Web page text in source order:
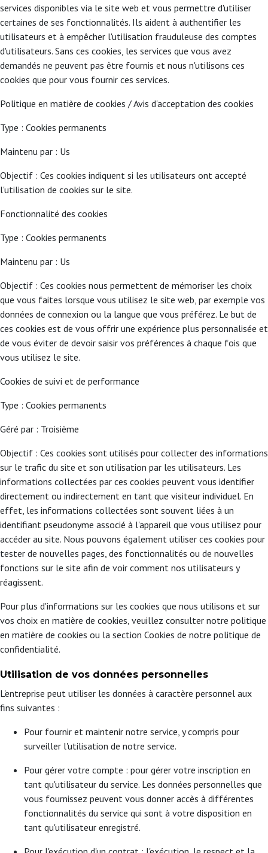
services disponibles via le site web et vous permettre d'utiliser
certaines de ses fonctionnalités. Ils aident à authentifier les
utilisateurs et à empêcher l'utilisation frauduleuse des comptes
d'utilisateurs. Sans ces cookies, les services que vous avez
demandés ne peuvent pas être fournis et nous n'utilisons ces
cookies que pour vous fournir ces services.
Politique en matière de cookies / Avis d'acceptation des cookies
Type : Cookies permanents
Maintenu par : Us
Objectif : Ces cookies indiquent si les utilisateurs ont accepté
l'utilisation de cookies sur le site.
Fonctionnalité des cookies
Type : Cookies permanents
Maintenu par : Us
Objectif : Ces cookies nous permettent de mémoriser les choix
que vous faites lorsque vous utilisez le site web, par exemple vos
données de connexion ou la langue que vous préférez. Le but de
ces cookies est de vous offrir une expérience plus personnalisée et
de vous éviter de devoir saisir vos préférences à chaque fois que
vous utilisez le site.
Cookies de suivi et de performance
Type : Cookies permanents
Géré par : Troisième
Objectif : Ces cookies sont utilisés pour collecter des informations
sur le trafic du site et son utilisation par les utilisateurs. Les
informations collectées par ces cookies peuvent vous identifier
directement ou indirectement en tant que visiteur individuel. En
effet, les informations collectées sont souvent liées à un
identifiant pseudonyme associé à l'appareil que vous utilisez pour
accéder au site. Nous pouvons également utiliser ces cookies pour
tester de nouvelles pages, des fonctionnalités ou de nouvelles
fonctions sur le site afin de voir comment nos utilisateurs y
réagissent.
Pour plus d'informations sur les cookies que nous utilisons et sur
vos choix en matière de cookies, veuillez consulter notre politique
en matière de cookies ou la section Cookies de notre politique de
confidentialité.
Utilisation de vos données personnelles
L'entreprise peut utiliser les données à caractère personnel aux
fins suivantes :
Pour fournir et maintenir notre service, y compris pour
surveiller l'utilisation de notre service.
Pour gérer votre compte : pour gérer votre inscription en
tant qu'utilisateur du service. Les données personnelles que
vous fournissez peuvent vous donner accès à différentes
fonctionnalités du service qui sont à votre disposition en
tant qu'utilisateur enregistré.